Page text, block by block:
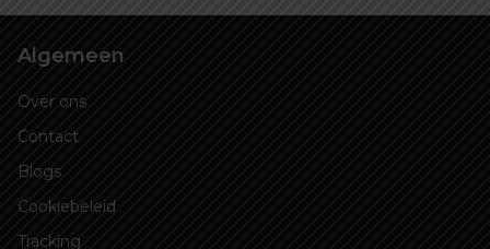
Algemeen
Over ons
Contact
Blogs
Cookiebeleid
Tracking